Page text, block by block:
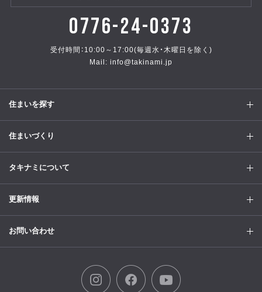
0776-24-0373
受付時間：10:00～17:00(毎週水・木曜日を除く)
Mail: info@takinami.jp
住まいを探す
住まいづくり
タキナミについて
更新情報
お問い合わせ